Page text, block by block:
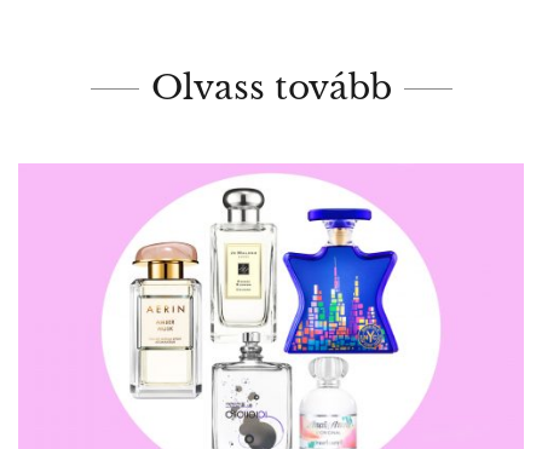
Olvass tovább